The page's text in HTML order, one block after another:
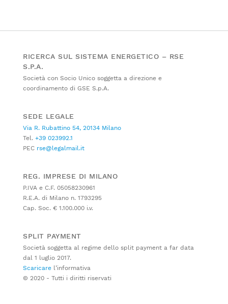
RICERCA SUL SISTEMA ENERGETICO – RSE
S.P.A.
Società con Socio Unico soggetta a direzione e
coordinamento di GSE S.p.A.
SEDE LEGALE
Via R. Rubattino 54, 20134 Milano
Tel. +39 023992.1
PEC rse@legalmail.it
REG. IMPRESE DI MILANO
P.IVA e C.F. 05058230961
R.E.A. di Milano n. 1793295
Cap. Soc. € 1.100.000 i.v.
SPLIT PAYMENT
Società soggetta al regime dello split payment a far data
dal 1 luglio 2017.
Scaricare l’informativa
© 2020 - Tutti i diritti riservati